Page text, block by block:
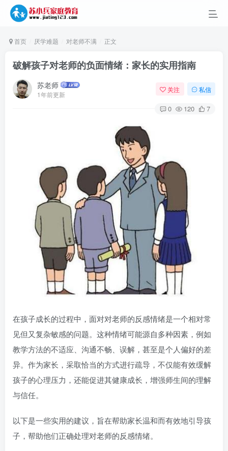
首页 厌学难题 对老师不满 正文
破解孩子对老师的负面情绪：家长的实用指南
苏老师
1年前更新
关注 私信
0 120 7
在孩子成长的过程中，面对对老师的反感情绪是一个相对常
见但又复杂敏感的问题。这种情绪可能源自多种因素，例如
教学方法的不适应、沟通不畅、误解，甚至是个人偏好的差
异。作为家长，采取恰当的方式进行疏导，不仅能有效缓解
孩子的心理压力，还能促进其健康成长，增强师生间的理解
与信任。
以下是一些实用的建议，旨在帮助家长温和而有效地引导孩
子，帮助他们正确处理对老师的反感情绪。